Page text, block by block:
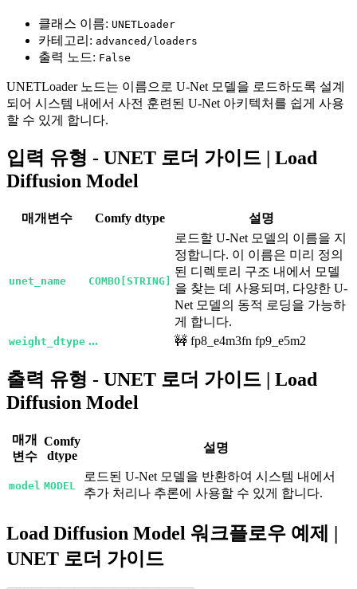
클래스 이름: UNETLoader
카테고리: advanced/loaders
출력 노드: False
UNETLoader 노드는 이름으로 U-Net 모델을 로드하도록 설계
되어 시스템 내에서 사전 훈련된 U-Net 아키텍처를 쉽게 사용
할 수 있게 합니다.
입력 유형 - UNET 로더 가이드 | Load
Diffusion Model
매개변수 Comfy dtype 설명
unet_name COMBO[STRING]
로드할 U-Net 모델의 이름을 지
정합니다. 이 이름은 미리 정의
된 디렉토리 구조 내에서 모델
을 찾는 데 사용되며, 다양한 U-
Net 모델의 동적 로딩을 가능하
게 합니다.
weight_dtype ... 🚧 fp8_e4m3fn fp9_e5m2
출력 유형 - UNET 로더 가이드 | Load
Diffusion Model
매개
변수
Comfy
dtype
설명
model MODEL
로드된 U-Net 모델을 반환하여 시스템 내에서
추가 처리나 추론에 사용할 수 있게 합니다.
Load Diffusion Model 워크플로우 예제 |
UNET 로더 가이드